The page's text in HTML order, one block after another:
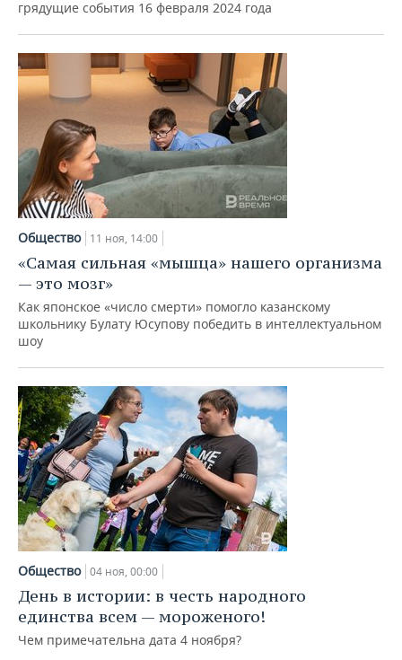
грядущие события 16 февраля 2024 года
Общество 11 ноя, 14:00
«Самая сильная «мышца» нашего организма
— это мозг»
Как японское «число смерти» помогло казанскому
школьнику Булату Юсупову победить в интеллектуальном
шоу
Общество 04 ноя, 00:00
День в истории: в честь народного
единства всем — мороженого!
Чем примечательна дата 4 ноября?